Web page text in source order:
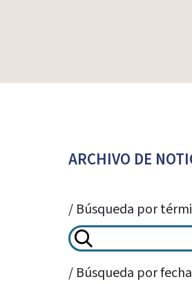
ARCHIVO DE
/ Búsqueda por
/ Búsqueda por fecha